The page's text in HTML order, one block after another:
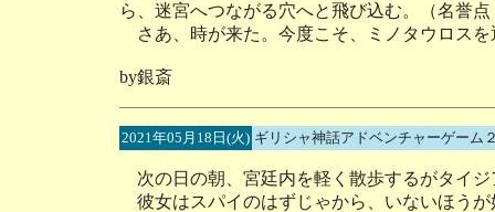
ら、迷宮へつながる穴へと飛び込む。（名誉
さあ、時が来た。今度こそ、ミノタウロスを
by銀斎
2021年05月18日(火) ギリシャ神話アドベンチャーゲー
次の日の朝、宮廷内を軽く散歩するがタイジ
彼女はスパイのはずじゃから、いないほうが